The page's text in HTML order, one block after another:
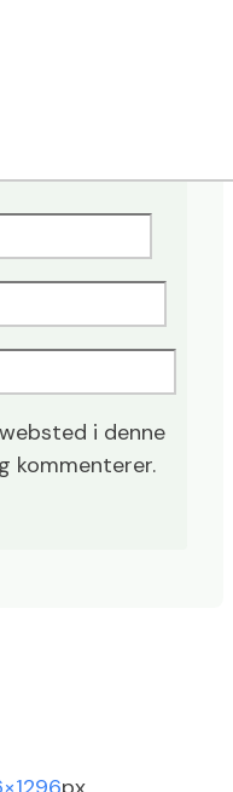
i denne
kommenterer.